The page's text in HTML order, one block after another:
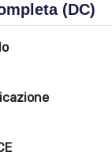
(DC)